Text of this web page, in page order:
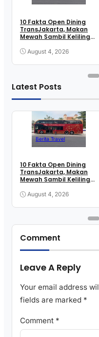
10 Fakta Open Dining
TransJakarta, Makan
Mewah Sambil Keliling
August 4, 2026
Latest Posts
Berita Travel
10 Fakta Open Dining
TransJakarta, Makan
Mewah Sambil Keliling
August 4, 2026
Comment
Leave A Reply
Your email address
fields are marked *
Comment *